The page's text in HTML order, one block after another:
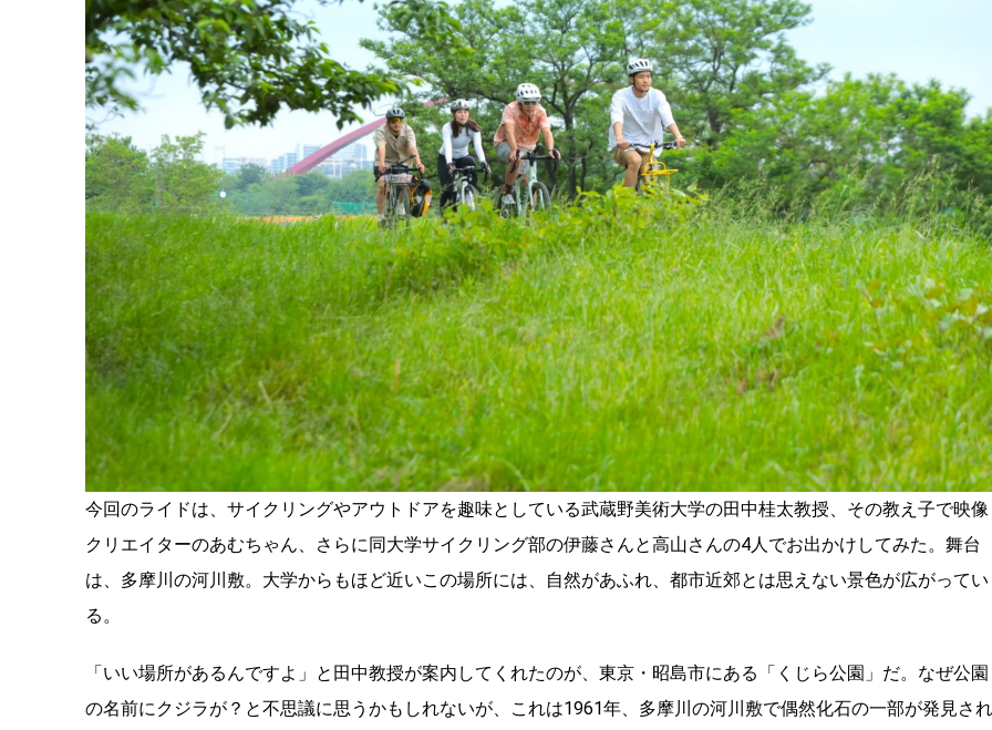
今回のライドは、サイクリングやアウトドアを趣味としている武蔵野美術大学の田中桂太教授、その教え子で映像
クリエイターのあむちゃん、さらに同大学サイクリング部の伊藤さんと高山さんの4人でお出かけしてみた。舞台
は、多摩川の河川敷。大学からもほど近いこの場所には、自然があふれ、都市近郊とは思えない景色が広がってい
る。
「いい場所があるんですよ」と田中教授が案内してくれたのが、東京・昭島市にある「くじら公園」だ。なぜ公園
の名前にクジラが？と不思議に思うかもしれないが、これは1961年、多摩川の河川敷で偶然化石の一部が発見され